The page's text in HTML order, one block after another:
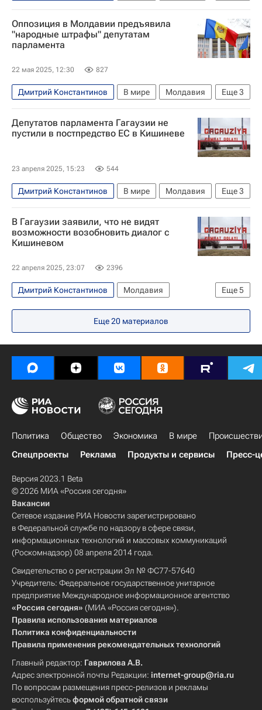
Молдавия
Комрат
Евгения Гуцул
Задержание главы Гагаузии Гуцул
Оппозиция в Молдавии предъявила
"народные штрафы" депутатам
парламента
22 мая 2025, 12:30 827
Еще3
Дмитрий Константинов В мире
Молдавия
Ирина Влах
Евгения Гуцул
Московский комсомолец
Депутатов парламента Гагаузии не
пустили в постпредство ЕС в Кишиневе
23 апреля 2025, 15:23 544
Еще3
Дмитрий Константинов В мире
Молдавия
Евгения Гуцул
Московский комсомолец
Задержание главы Гагаузии Гуцул
В Гагаузии заявили, что не видят
возможности возобновить диалог с
Кишиневом
22 апреля 2025, 23:07 2396
Еще5
Дмитрий Константинов
Молдавия
Евгения Гуцул
Задержание главы Гагаузии Гуцул
Гагаузия
Кишинев
В мире
Еще20 материалов
Политика Общество Экономика В мире
Спецпроекты
Реклама Продукты и сервисы Пресс-
Версия 2023.1 Beta
© 2026 МИА «Россия сегодня»
Вакансии
Сетевое издание РИА Новости зарегистрировано
в Федеральной службе по надзору в сфере связи,
информационных технологий и массовых коммуникаций
(Роскомнадзор) 08 апреля 2014 года.
Свидетельство о регистрации Эл № ФС77-57640
Учредитель: Федеральное государственное унитарное
предприятие Международное информационное агентство
«Россия сегодня» (МИА «Россия сегодня»).
Правила использования материалов
Политика конфиденциальности
Правила применения рекомендательных технологий
Главный редактор: Гаврилова А.В.
Адрес электронной почты Редакции: internet-group@ria.ru
По вопросам размещения пресс-релизов и рекламы
воспользуйтесьформой обратной связи